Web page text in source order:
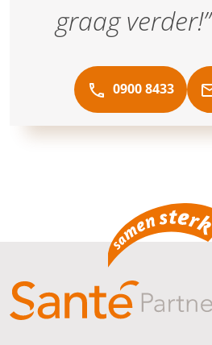
graag verder!”
0900 8433